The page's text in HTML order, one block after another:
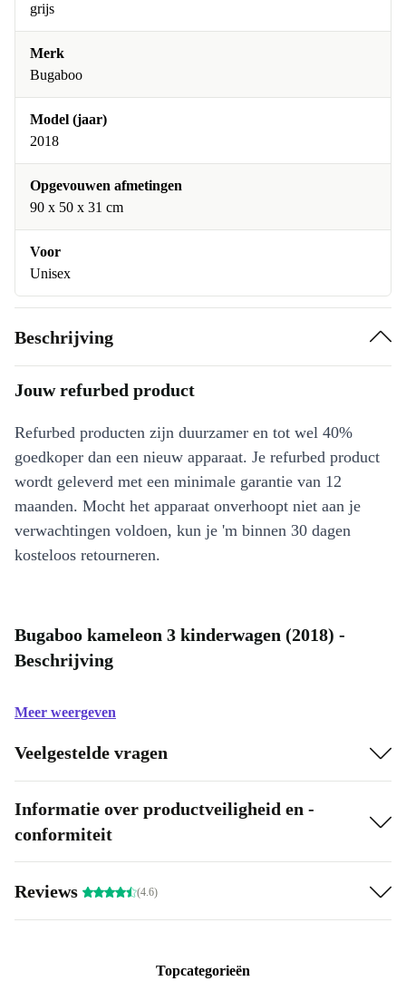
grijs
Merk
Bugaboo
Model (jaar)
2018
Opgevouwen afmetingen
90 x 50 x 31 cm
Voor
Unisex
Beschrijving
Jouw refurbed product
Refurbed producten zijn duurzamer en tot wel 40%
goedkoper dan een nieuw apparaat. Je refurbed product
wordt geleverd met een minimale garantie van 12
maanden. Mocht het apparaat onverhoopt niet aan je
verwachtingen voldoen, kun je 'm binnen 30 dagen
kosteloos retourneren.
Bugaboo kameleon 3 kinderwagen (2018) -
Beschrijving
Meer weergeven
Veelgestelde vragen
Informatie over productveiligheid en -
conformiteit
Reviews (4.6)
Topcategorieën